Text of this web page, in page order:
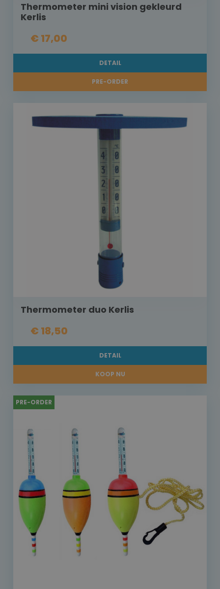
Thermometer mini vision gekleurd
Kerlis
€ 17,00
DETAIL
PRE-ORDER
Thermometer duo Kerlis
€ 18,50
DETAIL
KOOP NU
PRE-ORDER